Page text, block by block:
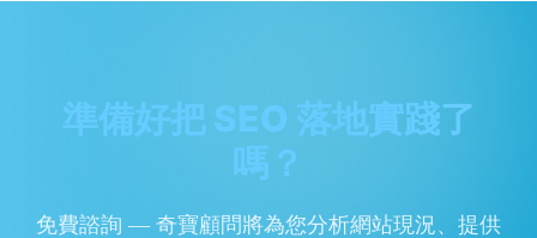
準備好把 SEO 落地實踐了
嗎？
免費諮詢 — 奇寶顧問將為您分析網站現況、提供